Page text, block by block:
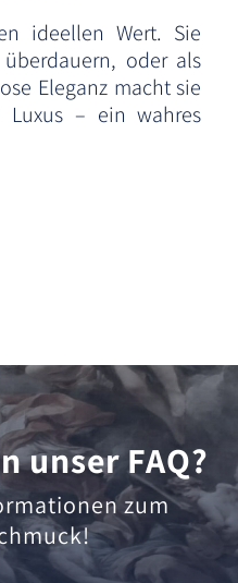
ideellen Wert. Sie
oder als
Eleganz macht sie
Luxus – ein wahres
unser FAQ?
zum